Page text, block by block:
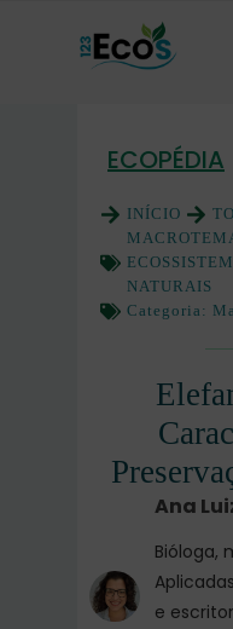
ECOPÉDIA
INÍCIO
NATURAIS
Categoria:
Ana
Bióloga,
e